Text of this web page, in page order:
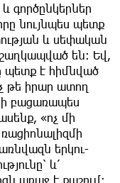
գործընկերներ
նույնպես պետք
և սեփական
են։ Եվ,
պետք է հիմնված
թե իրար ատող
բացառապես
«ոչ մի
երկու-
և՛
առաջ է քաշում։